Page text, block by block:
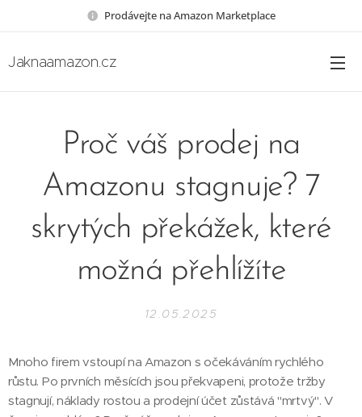
Prodávejte na Amazon Marketplace
Jaknaamazon.cz
Proč váš prodej na
Amazonu stagnuje? 7
skrytých překážek, které
možná přehlížíte
12.05.2025
Mnoho firem vstoupí na Amazon s očekáváním rychlého
růstu. Po prvních měsících jsou překvapeni, protože tržby
stagnují, náklady rostou a prodejní účet zůstává "mrtvý". V